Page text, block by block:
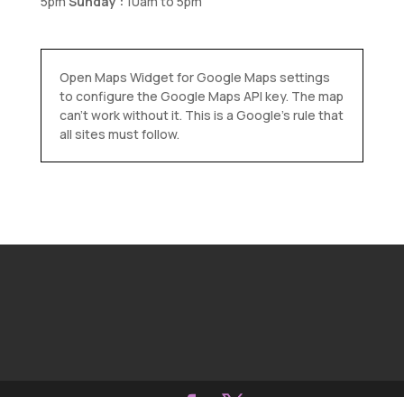
Open Maps Widget for Google Maps settings
to configure the Google Maps API key. The map
can't work without it. This is a Google's rule that
all sites must follow.